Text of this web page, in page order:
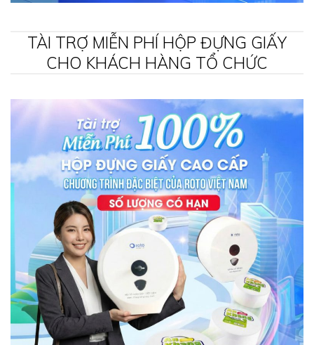
TÀI TRỢ MIỄN PHÍ HỘP ĐỰNG GIẤY
CHO KHÁCH HÀNG TỔ CHỨC